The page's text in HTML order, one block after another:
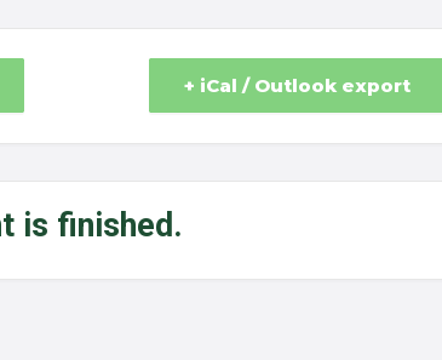
+ iCal / Outlook export
is finished.